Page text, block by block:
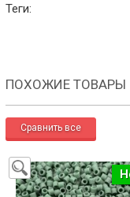
Теги:
ПОХОЖИЕ ТОВАРЫ